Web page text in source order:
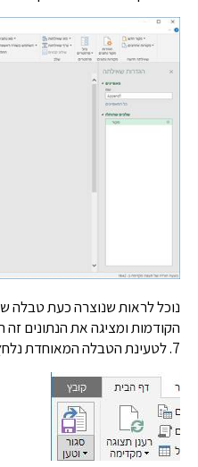
לראות שנוצרה כעת טבלה שהיא
ומציגה את הנתונים זה תחת